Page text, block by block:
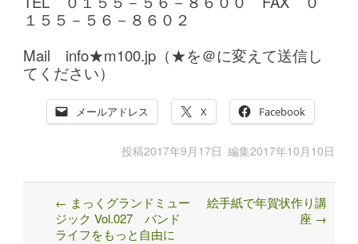
１５５－５６－８６０２
Mail info★m100.jp（★を＠に変えて送信し
てください）
メールアドレス X Facebook
投稿2017年9月17日 編集2017年10月10日
Post
navigation
← まっくグランドミュー
ジック Vol.027 バンド
ライフをもっと自由に
絵手紙で年賀状作り講
座 →